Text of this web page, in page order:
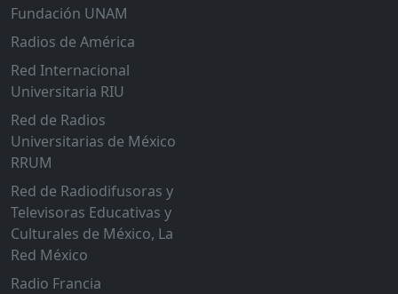
Fundación UNAM
Radios de América
Red Internacional
Universitaria RIU
Red de Radios
Universitarias de México
RRUM
Red de Radiodifusoras y
Televisoras Educativas y
Culturales de México, La
Red México
Radio Francia